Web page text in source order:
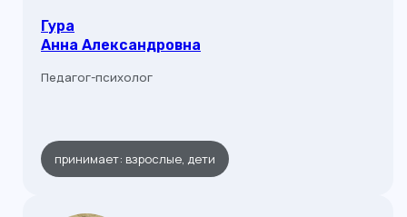
Гура
Анна Александровна
Педагог-психолог
принимает: взрослые, дети